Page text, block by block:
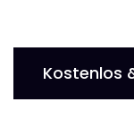
Kostenlos